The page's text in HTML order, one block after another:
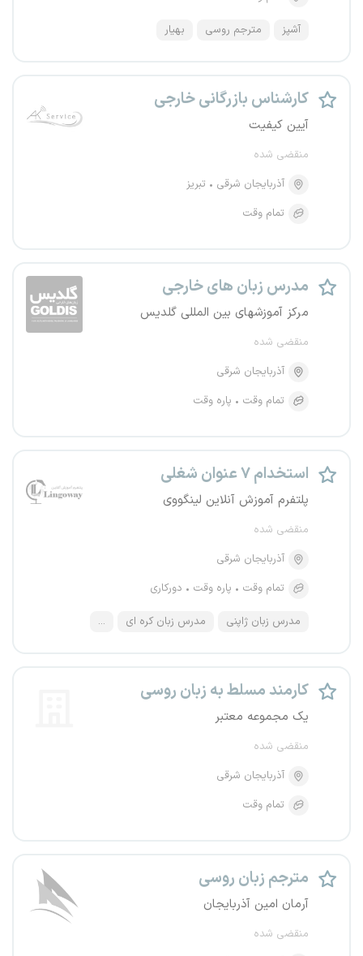
آشپز مترجم روسی بهیار
کارشناس بازرگانی خارجی
آیین کیفیت
منقضی شده
آذربایجان شرقی
تبریز
تمام وقت
مدرس زبان های خارجی
مرکز آموزشهای بین المللی گلدیس
منقضی شده
آذربایجان شرقی
تمام وقت
پاره وقت
استخدام ۷ عنوان شغلی
پلتفرم آموزش آنلاین لینگووی
منقضی شده
آذربایجان شرقی
تمام وقت
پاره وقت دورکاری
مدرس زبان ژاپنی مدرس زبان کره ای ...
کارمند مسلط به زبان روسی
یک مجموعه معتبر
منقضی شده
آذربایجان شرقی
تمام وقت
مترجم زبان روسی
آرمان امین آذربایجان
منقضی شده